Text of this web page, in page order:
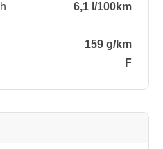
6,1 l/100km
159 g/km
F